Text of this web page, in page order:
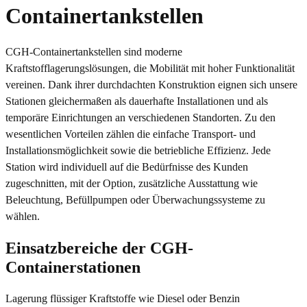
Containertankstellen
CGH-Containertankstellen sind moderne
Kraftstofflagerungslösungen, die Mobilität mit hoher Funktionalität
vereinen. Dank ihrer durchdachten Konstruktion eignen sich unsere
Stationen gleichermaßen als dauerhafte Installationen und als
temporäre Einrichtungen an verschiedenen Standorten. Zu den
wesentlichen Vorteilen zählen die einfache Transport- und
Installationsmöglichkeit sowie die betriebliche Effizienz. Jede
Station wird individuell auf die Bedürfnisse des Kunden
zugeschnitten, mit der Option, zusätzliche Ausstattung wie
Beleuchtung, Befüllpumpen oder Überwachungssysteme zu
wählen.
Einsatzbereiche der CGH-
Containerstationen
Lagerung flüssiger Kraftstoffe wie Diesel oder Benzin